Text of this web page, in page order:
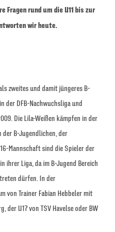
Fragen rund um die U11 bis zur
wir heute.
zweites und damit jüngeres B-
der DFB-Nachwuchsliga und
Die Lila-Weißen kämpfen in der
B-Jugendlichen, der
Mannschaft sind die Spieler der
ihrer Liga, da im B-Jugend Bereich
dürfen. In der
von Trainer Fabian Hebbeler mit
der U17 von TSV Havelse oder BW